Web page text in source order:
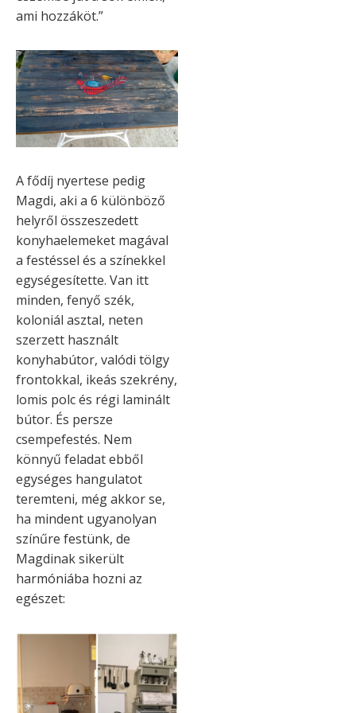
ami hozzáköt.”
A fődíj nyertese pedig
Magdi, aki a 6 különböző
helyről összeszedett
konyhaelemeket magával
a festéssel és a színekkel
egységesítette. Van itt
minden, fenyő szék,
koloniál asztal, neten
szerzett használt
konyhabútor, valódi tölgy
frontokkal, ikeás szekrény,
lomis polc és régi laminált
bútor. És persze
csempefestés. Nem
könnyű feladat ebből
egységes hangulatot
teremteni, még akkor se,
ha mindent ugyanolyan
színűre festünk, de
Magdinak sikerült
harmóniába hozni az
egészet: